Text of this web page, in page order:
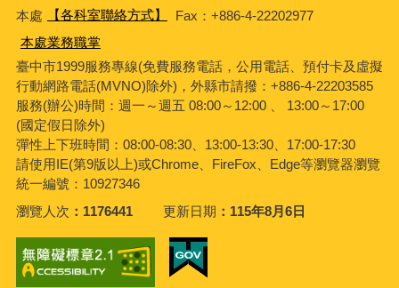
本處
【各科室聯絡方式】
Fax：+886-4-22202977
本處業務職掌
臺中市1999服務專線(免費服務電話，公用電話、預付卡及虛擬
行動網路電話(MVNO)除外)，外縣市請撥：+886-4-22203585
服務(辦公)時間：週一～週五 08:00～12:00 、 13:00～17:00
(國定假日除外)
彈性上下班時間：08:00-08:30、13:00-13:30、17:00-17:30
請使用IE(第9版以上)或Chrome、FireFox、Edge等瀏覽器瀏覽
統一編號：10927346
瀏覽人次
1176441 更新日期 115年8月6日